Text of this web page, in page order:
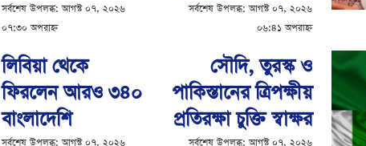
সর্বশেষ উপলব্ধ:আগস্ট ০৭, ২০২৬
০৭:৩০ অপরাহ্ন
সর্বশেষ উপলব্ধ:আগস্ট ০৭, ২০২৬
০৬:৪১ অপরাহ্ন
লিবিয়া থেকে
ফিরলেন আরও ৩৪০
বাংলাদেশি
সর্বশেষ উপলব্ধ:আগস্ট ০৭, ২০২৬
সৌদি, তুরস্ক ও
পাকিস্তানের ত্রিপক্ষীয়
প্রতিরক্ষা চুক্তি স্বাক্ষর
সর্বশেষ উপলব্ধ:আগস্ট ০৭, ২০২৬